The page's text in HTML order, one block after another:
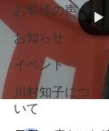
お客様の声
お知らせ
イベント
川村知子につ
いて